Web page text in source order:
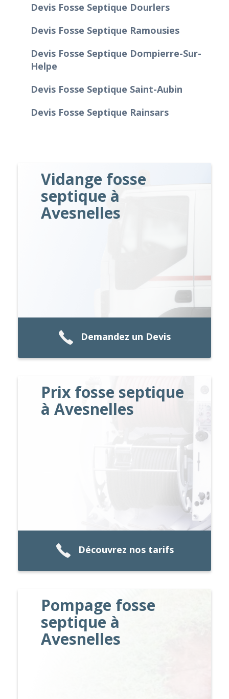
Devis Fosse Septique Dourlers
Devis Fosse Septique Ramousies
Devis Fosse Septique Dompierre-Sur-
Helpe
Devis Fosse Septique Saint-Aubin
Devis Fosse Septique Rainsars
Vidange fosse
septique à
Avesnelles
Demandez un Devis
Prix fosse septique
à Avesnelles
Découvrez nos tarifs
Pompage fosse
septique à
Avesnelles